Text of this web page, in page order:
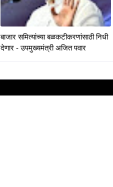
बाजार समित्यांच्या बळकटीकरणांसाठी निधी
देणार - उपमुख्यमंत्री अजित पवार